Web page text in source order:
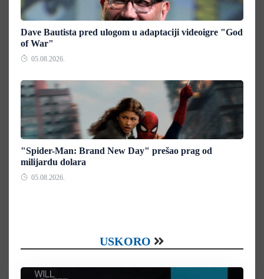
Dave Bautista pred ulogom u adaptaciji videoigre "God
of War"
05.08.2026.
"Spider-Man: Brand New Day" prešao prag od
milijardu dolara
05.08.2026.
USKORO